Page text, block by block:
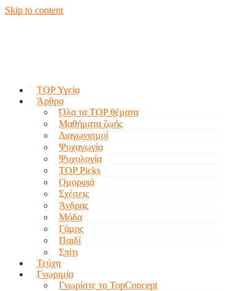
Skip to content
TOP Υγεία
Άρθρα
Όλα τα TOP θέματα
Μαθήματα ζωής
Διαγωνισμοί
Ψυχαγωγία
Ψυχολογία
TOP Picks
Ομορφιά
Σχέσεις
Άνδρας
Μόδα
Γάμος
Παιδί
Σπίτι
Τεύχη
Γνωριμία
Γνωρίστε το TopConcept